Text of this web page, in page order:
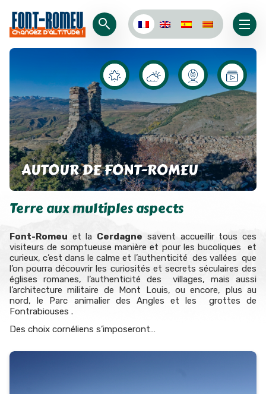
AUTOUR DE FONT-ROMEU
Terre aux multiples aspects
Font-Romeu et la Cerdagne savent accueillir tous ces
visiteurs de somptueuse manière et pour les bucoliques et
curieux, c’est dans le calme et l’authenticité des vallées que
l’on pourra découvrir les curiosités et secrets séculaires des
églises romanes, l’authenticité des villages, mais aussi
l’architecture militaire de Mont Louis, ou encore, plus au
nord, le Parc animalier des Angles et les grottes de
Fontrabiouses .
Des choix cornéliens s’imposeront…